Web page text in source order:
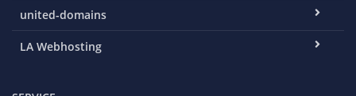
united-domains
LA Webhosting